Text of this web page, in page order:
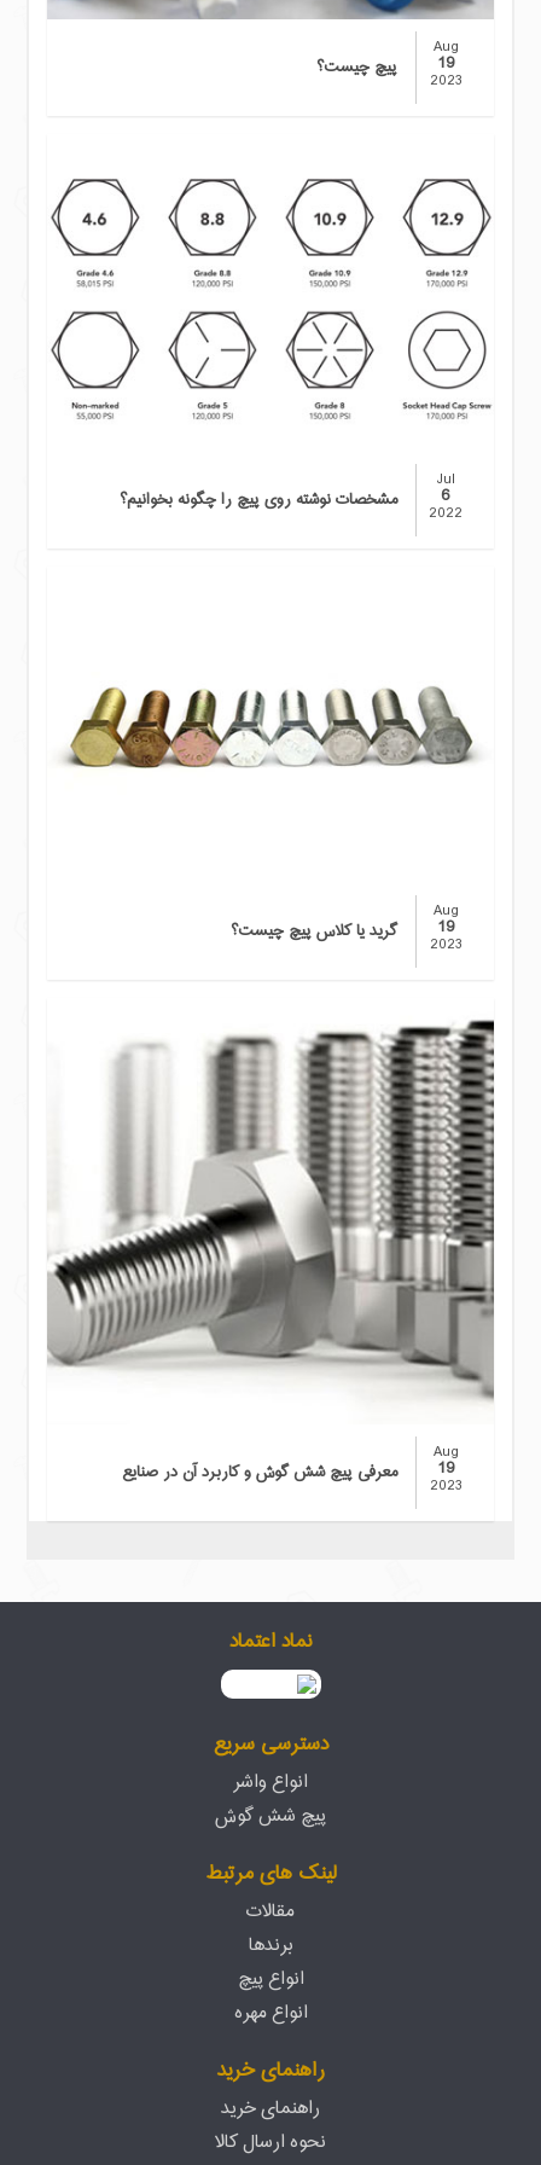
Aug
19
2023 پیچ چیست؟
Jul
6
2022 مشخصات نوشته روی پیچ را چگونه بخوانیم؟
Aug
19
2023 گرید یا کلاس پیچ چیست؟
Aug
19
2023 معرفی پیچ شش گوش و کاربرد آن در صنایع
نماد اعتماد
دسترسی سریع
انواع واشر
پیچ شش گوش
لینک های مرتبط
مقالات
برندها
انواع پیچ
انواع مهره
راهنمای خرید
راهنمای خرید
نحوه ارسال کالا